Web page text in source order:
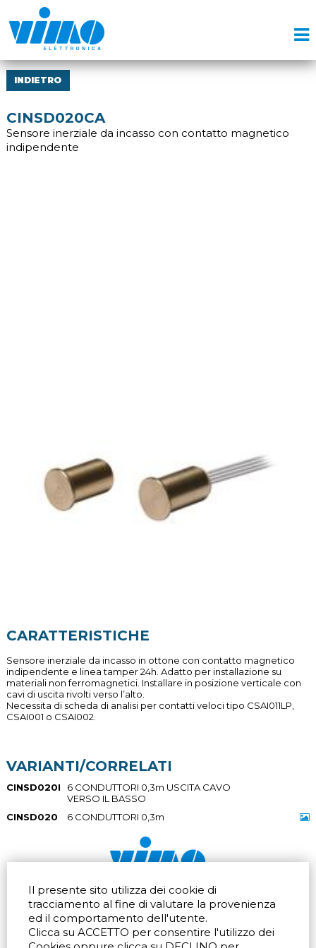
Il presente sito utilizza dei cookie di
tracciamento al fine di valutare la provenienza
ed il comportamento dell'utente.
Clicca su ACCETTO per consentire l'utilizzo dei
INDIETRO
CINSD020CA
Sensore inerziale da incasso con contatto magnetico
indipendente
CARATTERISTICHE
Sensore inerziale da incasso in ottone con contatto magnetico
indipendente e linea tamper 24h. Adatto per installazione su
materiali non ferromagnetici. Installare in posizione verticale con
cavi di uscita rivolti verso l’alto.
Necessita di scheda di analisi per contatti veloci tipo CSAI011LP,
CSAI001 o CSAI002.
VARIANTI/CORRELATI
CINSD020I
6 CONDUTTORI 0,3m USCITA CAVO
VERSO IL BASSO
CINSD020
6 CONDUTTORI 0,3m
Via dell'artigianato 32Q
20865 Usmate Velate (MB)
Indicazioni Stradali
Tel. +39 039 672520
Fax +39 039 672568
Email
Via Pontina 583
Via San Crispino 64